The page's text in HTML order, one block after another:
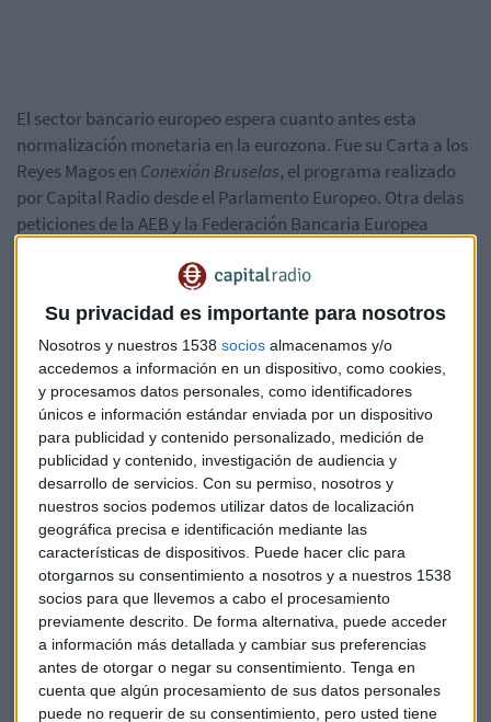
Su privacidad es importante para nosotros
Nosotros y nuestros 1538 socios almacenamos y/o
accedemos a información en un dispositivo, como cookies,
y procesamos datos personales, como identificadores
únicos e información estándar enviada por un dispositivo
para publicidad y contenido personalizado, medición de
publicidad y contenido, investigación de audiencia y
desarrollo de servicios. Con su permiso, nosotros y
nuestros socios podemos utilizar datos de localización
geográfica precisa e identificación mediante las
características de dispositivos. Puede hacer clic para
otorgarnos su consentimiento a nosotros y a nuestros 1538
socios para que llevemos a cabo el procesamiento
previamente descrito. De forma alternativa, puede acceder
a información más detallada y cambiar sus preferencias
antes de otorgar o negar su consentimiento. Tenga en
cuenta que algún procesamiento de sus datos personales
puede no requerir de su consentimiento, pero usted tiene
El sector bancario europeo espera cuanto antes esta
normalización monetaria en la eurozona. Fue su Carta a los
Reyes Magos en Conexión Bruselas, el programa realizado
por Capital Radio desde el Parlamento Europeo. Otra delas
peticiones de la AEB y la Federación Bancaria Europea
que heredará la próxima Comisión Europea. Será a la vuelta
del verano, tras unas elecciones comunitarias
protagonizadas por la lucha encarnizada entre una visión
renacionalizadora de la UE, como piden los gobiernos de
Italia, Polonia o Hungría, y los defensores de mayor
integración, con el presidente de Francia, Emmanuel
Macron, a la cabeza.
“Faltaría lo que es un fondo común de depósitos, el EDIS,
para que la Unión Bancaria sea estable, para reforzar la
confianza y la estabilidad del sector europeo, lo
consideramos muy importante a medio y largo plazo y si
fuese a corto plazo mejor”, pide Martínez Campuzano.